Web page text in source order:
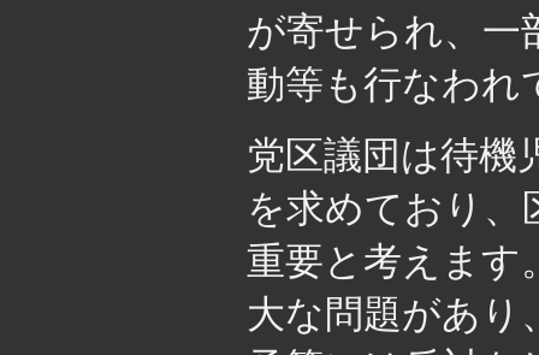
が寄せられ、一
動等も行なわれ
党区議団は待機
を求めており、
重要と考えます
大な問題があり